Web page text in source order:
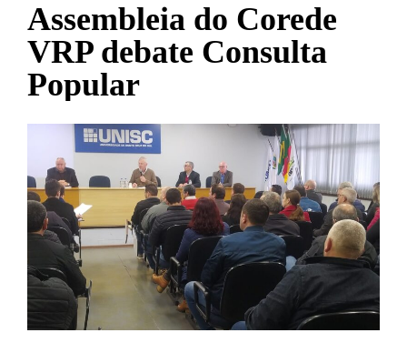
Assembleia do Corede
VRP debate Consulta
Popular